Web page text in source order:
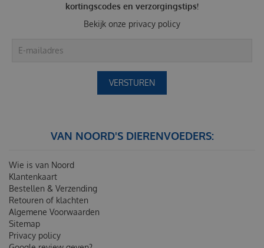
kortingscodes en verzorgingstips!
Bekijk onze privacy policy
VAN NOORD'S DIERENVOEDERS:
Wie is van Noord
Klantenkaart
Bestellen & Verzending
Retouren of klachten
Algemene Voorwaarden
Sitemap
Privacy policy